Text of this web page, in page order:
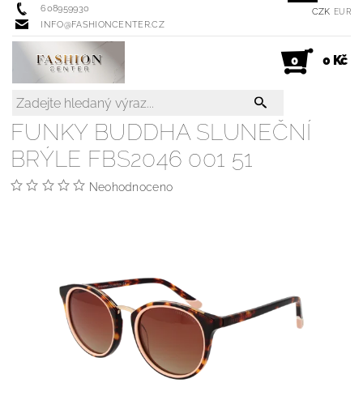
608959930
INFO@FASHIONCENTER.CZ
CZK EUR
0 0 Kč
FUNKY BUDDHA SLUNEČNÍ
BRÝLE FBS2046 001 51
Neohodnoceno